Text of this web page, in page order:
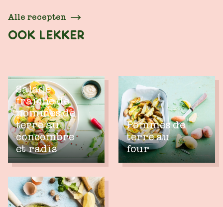
OOK LEKKER
Alle recepten
Salade
fraîche de
pommes de
terre au
concombre
et radis
Pommes de
terre au
four